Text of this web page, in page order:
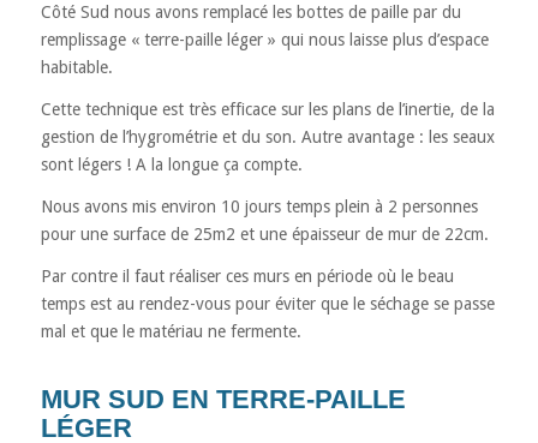
Côté Sud nous avons remplacé les bottes de paille par du
remplissage « terre-paille léger » qui nous laisse plus d’espace
habitable.
Cette technique est très efficace sur les plans de l’inertie, de la
gestion de l’hygrométrie et du son. Autre avantage : les seaux
sont légers ! A la longue ça compte.
Nous avons mis environ 10 jours temps plein à 2 personnes
pour une surface de 25m2 et une épaisseur de mur de 22cm.
Par contre il faut réaliser ces murs en période où le beau
temps est au rendez-vous pour éviter que le séchage se passe
mal et que le matériau ne fermente.
MUR SUD EN TERRE-PAILLE
LÉGER